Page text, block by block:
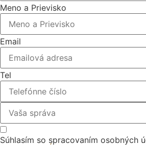
Meno a Prievisko
Email
Tel
Súhlasím so spracovaním osobných